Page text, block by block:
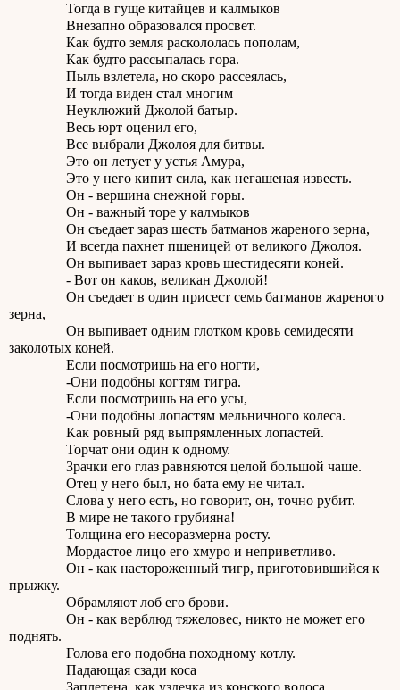
Тогда в гуще китайцев и калмыков
Внезапно образовался просвет.
Как будто земля раскололась пополам,
Как будто рассыпалась гора.
Пыль взлетела, но скоро рассеялась,
И тогда виден стал многим
Неуклюжий Джолой батыр.
Весь юрт оценил его,
Все выбрали Джолоя для битвы.
Это он летует у устья Амура,
Это у него кипит сила, как негашеная известь.
Он - вершина снежной горы.
Он - важный торе у калмыков
Он съедает зараз шесть батманов жареного зерна,
И всегда пахнет пшеницей от великого Джолоя.
Он выпивает зараз кровь шестидесяти коней.
- Вот он каков, великан Джолой!
Он съедает в один присест семь батманов жареного
зерна,
Он выпивает одним глотком кровь семидесяти
заколотых коней.
Если посмотришь на его ногти,
-Они подобны когтям тигра.
Если посмотришь на его усы,
-Они подобны лопастям мельничного колеса.
Как ровный ряд выпрямленных лопастей.
Торчат они один к одному.
Зрачки его глаз равняются целой большой чаше.
Отец у него был, но бата ему не читал.
Слова у него есть, но говорит, он, точно рубит.
В мире не такого грубияна!
Толщина его несоразмерна росту.
Мордастое лицо его хмуро и неприветливо.
Он - как настороженный тигр, приготовившийся к
прыжку.
Обрамляют лоб его брови.
Он - как верблюд тяжеловес, никто не может его
поднять.
Голова его подобна походному котлу.
Падающая сзади коса